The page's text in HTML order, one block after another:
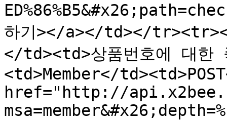
하기></a></td></
</td><td>상품번호에 대한
<td>Member</
href="http://